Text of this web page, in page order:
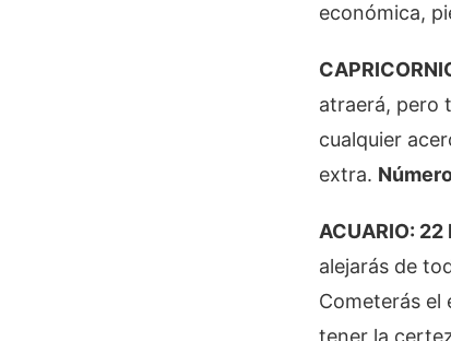
económica,
atraerá, pero
cualquier
extra.
ACUARIO: 22
alejarás de
Cometerás el
tener la